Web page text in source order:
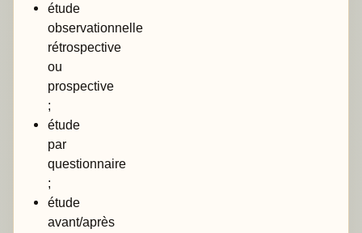
étude
observationnelle
rétrospective
ou
prospective
;
étude
par
questionnaire
;
étude
avant/après